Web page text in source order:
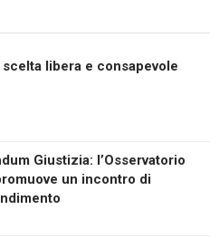
scelta libera e consapevole
Giustizia: l’Osservatorio
un incontro di